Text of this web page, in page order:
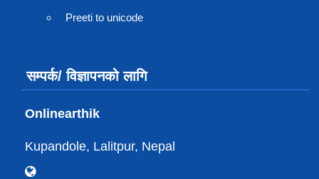
Preeti to unicode
सम्पर्क/ विज्ञापनको लागि
Onlinearthik
Kupandole, Lalitpur, Nepal